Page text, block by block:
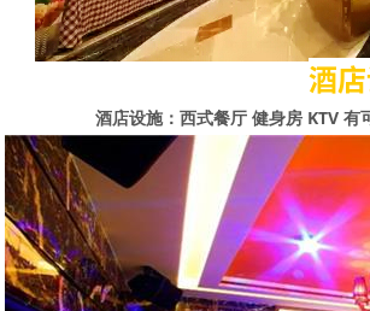
酒
酒店设施：西式餐厅 健身房 KTV